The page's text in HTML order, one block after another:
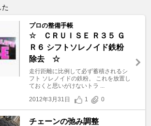
た
プロの整備手帳
☆ ＣＲＵＩＳＥ Ｒ３５ Ｇ
Ｒ６ シフトソレノイド鉄粉
除去 ☆
走行距離に比例して必ず蓄積されるシ
フト ソレノイドの鉄粉。 これを放置し
ておくと思いがけないトラ ...
2012年3月31日
1 0
チェーンの弛み調整